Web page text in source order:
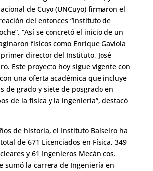
de Cuyo (UNCuyo) firmaron el
del entonces “Instituto de
“Así se concretó el inicio de un
físicos como Enrique Gaviola
director del Instituto, José
Este proyecto hoy sigue vigente con
una oferta académica que incluye
de grado y siete de posgrado en
de la física y la ingeniería”, destacó
de historia, el Instituto Balseiro ha
de 671 Licenciados en Física, 349
y 61 Ingenieros Mecánicos.
sumó la carrera de Ingeniería en